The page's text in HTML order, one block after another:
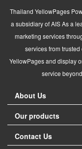
Thailand YellowPages
a subsidiary of AIS As a
marketing services
services from
YellowPages and display
service
About Us
Our products
Contact Us